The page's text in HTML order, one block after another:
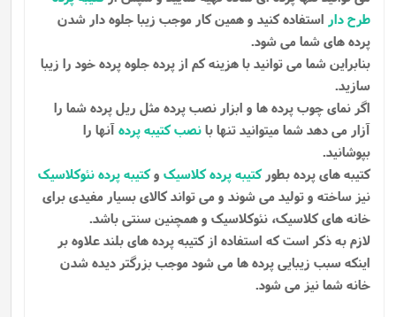
طرح دار استفاده کنید و همین کار موجب زیبا جلوه دار شدن
پرده های شما می شود.
بنابراین شما می توانید با هزینه کم از پرده جلوه پرده خود را زیبا
سازید.
اگر نمای چوب پرده ها و ابزار نصب پرده مثل ریل پرده شما را
آزار می دهد شما میتوانید تنها بانصب کتیبه پردهآنها را
بپوشانید.
کتیبه های پرده بطورکتیبه پرده کلاسیک وکتیبه پرده نئوکلاسیک
نیز ساخته و تولید می شوند و می تواند کالای بسیار مفیدی برای
خانه های کلاسیک، نئوکلاسیک و همچنین سنتی باشد.
لازم به ذکر است که استفاده از کتیبه پرده های بلند علاوه بر
اینکه سبب زیبایی پرده ها می شود موجب بزرگتر دیده شدن
خانه شما نیز می شود.